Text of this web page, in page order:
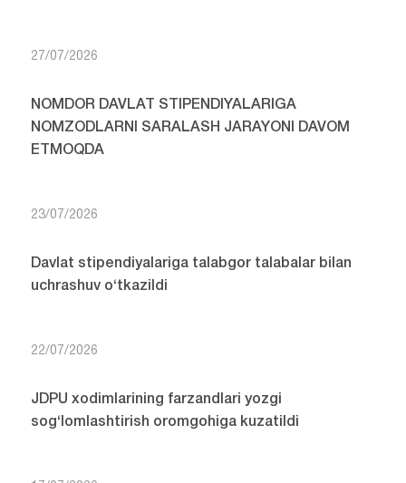
27/07/2026
NOMDOR DAVLAT STIPENDIYALARIGA
NOMZODLARNI SARALASH JARAYONI DAVOM
ETMOQDA
23/07/2026
Davlat stipendiyalariga talabgor talabalar bilan
uchrashuv o‘tkazildi
22/07/2026
JDPU xodimlarining farzandlari yozgi
sog‘lomlashtirish oromgohiga kuzatildi